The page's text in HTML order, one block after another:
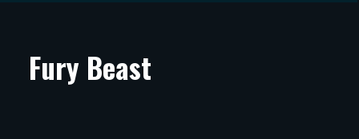
ARTIKKELIT
Fury Beast